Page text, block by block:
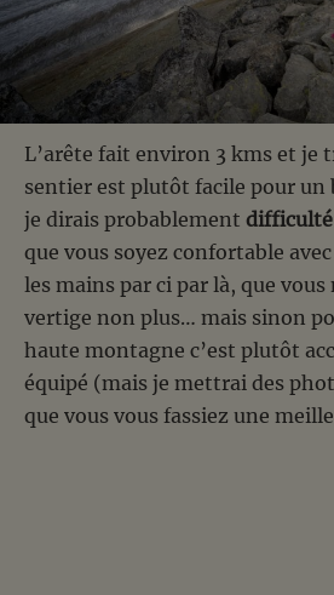
L’arête fait environ 3 kms et je
sentier est plutôt facile pour
je dirais probablement difficulté
que vous soyez confortable
les mains par ci par là, que vous
vertige non plus… mais sinon
haute montagne c’est plutôt
équipé (mais je mettrai des
que vous vous fassiez une